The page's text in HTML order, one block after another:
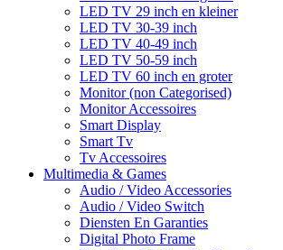
LED TV 29 inch en kleiner
LED TV 30-39 inch
LED TV 40-49 inch
LED TV 50-59 inch
LED TV 60 inch en groter
Monitor (non Categorised)
Monitor Accessoires
Smart Display
Smart Tv
Tv Accessoires
Multimedia & Games
Audio / Video Accessories
Audio / Video Switch
Diensten En Garanties
Digital Photo Frame